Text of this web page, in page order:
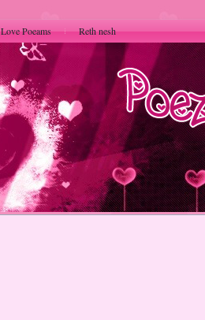
Love Poeams Reth nesh